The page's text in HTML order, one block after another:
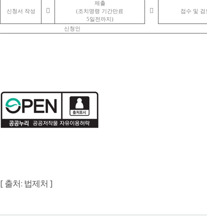
신청서 작성 
제출
(조치명령 기간만료
5일전까지 )
 접수 및 검
신청인
[ 출처: 법제처 ]